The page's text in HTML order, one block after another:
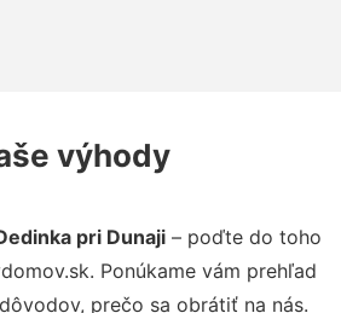
výhody
pri Dunaji – poďte do toho
Ponúkame vám prehľad
prečo sa obrátiť na nás.